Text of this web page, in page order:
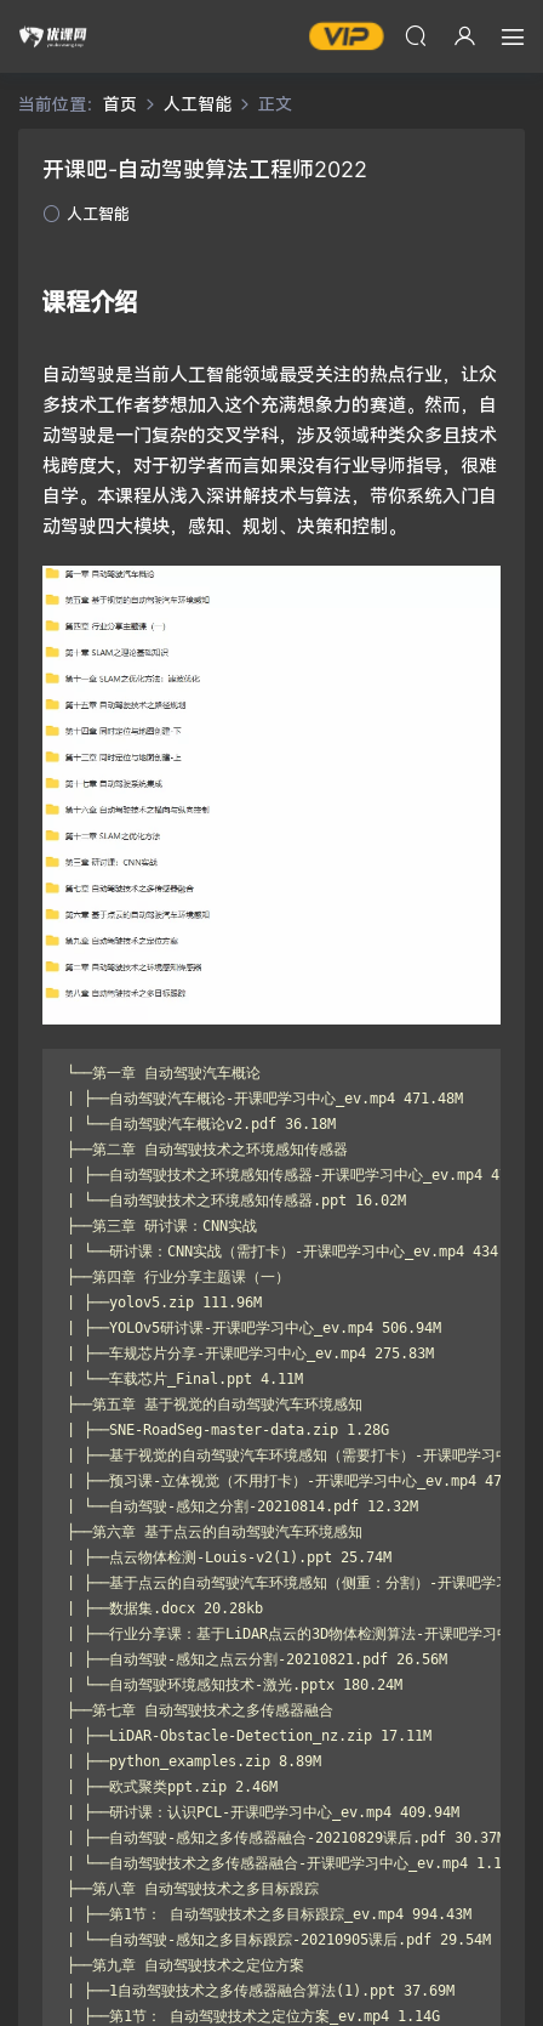
当前位置： 首页 人工智能 正文
开课吧-自动驾驶算法工程师2022
人工智能
课程介绍
自动驾驶是当前人工智能领域最受关注的热点行业，让众
多技术工作者梦想加入这个充满想象力的赛道。然而，自
动驾驶是一门复杂的交叉学科，涉及领域种类众多且技术
栈跨度大，对于初学者而言如果没有行业导师指导，很难
自学。本课程从浅入深讲解技术与算法，带你系统入门自
动驾驶四大模块，感知、规划、决策和控制。
└──第一章 自动驾驶汽车概论
| ├──自动驾驶汽车概论-开课吧学习中心_ev.mp4 471.48M
| └──自动驾驶汽车概论v2.pdf 36.18M
├──第二章 自动驾驶技术之环境感知传感器
| ├──自动驾驶技术之环境感知传感器-开课吧学习中心_ev.mp4
| └──自动驾驶技术之环境感知传感器.ppt 16.02M
├──第三章 研讨课：CNN实战
| └──研讨课：CNN实战（需打卡）-开课吧学习中心_ev.mp4 434.63M
├──第四章 行业分享主题课（一）
| ├──yolov5.zip 111.96M
| ├──YOLOv5研讨课-开课吧学习中心_ev.mp4 506.94M
| ├──车规芯片分享-开课吧学习中心_ev.mp4 275.83M
| └──车载芯片_Final.ppt 4.11M
├──第五章 基于视觉的自动驾驶汽车环境感知
| ├──SNE-RoadSeg-master-data.zip 1.28G
| ├──基于视觉的自动驾驶汽车环境感知（需要打卡）-开课吧学习中心
| ├──预习课-立体视觉（不用打卡）-开课吧学习中心_ev.mp4 477.32M
| └──自动驾驶-感知之分割-20210814.pdf 12.32M
├──第六章 基于点云的自动驾驶汽车环境感知
| ├──点云物体检测-Louis-v2(1).ppt 25.74M
| ├──基于点云的自动驾驶汽车环境感知（侧重：分割）-开课吧学习中
| ├──数据集.docx 20.28kb
| ├──行业分享课：基于LiDAR点云的3D物体检测算法-开课吧学习中心
| ├──自动驾驶-感知之点云分割-20210821.pdf 26.56M
| └──自动驾驶环境感知技术-激光.pptx 180.24M
├──第七章 自动驾驶技术之多传感器融合
| ├──LiDAR-Obstacle-Detection_nz.zip 17.11M
| ├──python_examples.zip 8.89M
| ├──欧式聚类ppt.zip 2.46M
| ├──研讨课：认识PCL-开课吧学习中心_ev.mp4 409.94M
| ├──自动驾驶-感知之多传感器融合-20210829课后.pdf 30.37M
| └──自动驾驶技术之多传感器融合-开课吧学习中心_ev.mp4 1.14G
├──第八章 自动驾驶技术之多目标跟踪
| ├──第1节： 自动驾驶技术之多目标跟踪_ev.mp4 994.43M
| └──自动驾驶-感知之多目标跟踪-20210905课后.pdf 29.54M
├──第九章 自动驾驶技术之定位方案
| ├──1自动驾驶技术之多传感器融合算法(1).ppt 37.69M
| ├──第1节： 自动驾驶技术之定位方案_ev.mp4 1.14G